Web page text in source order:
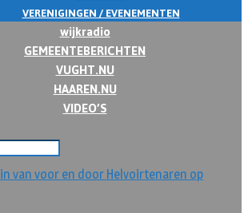
VERENIGINGEN / EVENEMENTEN
wijkradio
GEMEENTEBERICHTEN
VUGHT.NU
HAAREN.NU
VIDEO’S